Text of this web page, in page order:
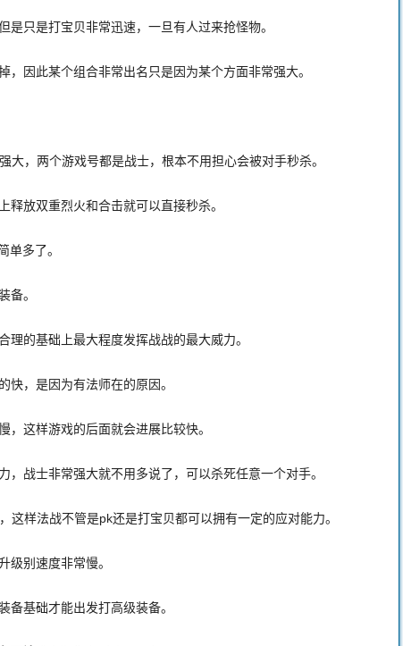
只是打宝贝非常迅速，一旦有人过来抢怪物。
因此某个组合非常出名只是因为某个方面非常强大。
，两个游戏号都是战士，根本不用担心会被对手秒杀。
放双重烈火和合击就可以直接秒杀。
单多了。
。
的基础上最大程度发挥战战的最大威力。
，是因为有法师在的原因。
这样游戏的后面就会进展比较快。
战士非常强大就不用多说了，可以杀死任意一个对手。
样法战不管是pk还是打宝贝都可以拥有一定的应对能力。
别速度非常慢。
基础才能出发打高级装备。